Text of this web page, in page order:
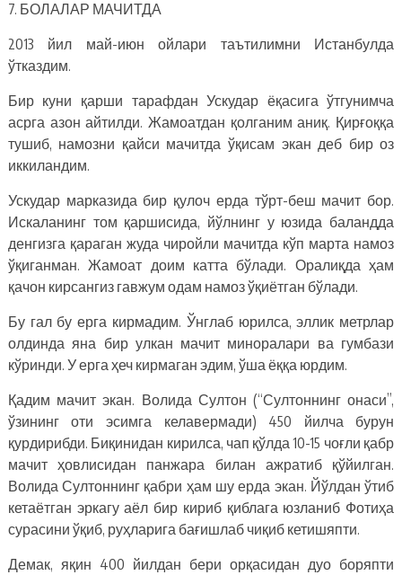
7. БОЛАЛАР МАЧИТДА
2013 йил май-июн ойлари таътилимни Истанбулда
ўтказдим.
Бир куни қарши тарафдан Ускудар ёқасига ўтгунимча
асрга азон айтилди. Жамоатдан қолганим аниқ. Қирғоққа
тушиб, намозни қайси мачитда ўқисам экан деб бир оз
иккиландим.
Ускудар марказида бир қулоч ерда тўрт-беш мачит бор.
Искаланинг том қаршисида, йўлнинг у юзида баландда
денгизга қараган жуда чиройли мачитда кўп марта намоз
ўқиганман. Жамоат доим катта бўлади. Оралиқда ҳам
қачон кирсангиз гавжум одам намоз ўқиётган бўлади.
Бу гал бу ерга кирмадим. Ўнглаб юрилса, эллик метрлар
олдинда яна бир улкан мачит миноралари ва гумбази
кўринди. У ерга ҳеч кирмаган эдим, ўша ёққа юрдим.
Қадим мачит экан. Волида Султон (“Султоннинг онаси”,
ўзининг оти эсимга келавермади) 450 йилча бурун
қурдирибди. Биқинидан кирилса, чап қўлда 10-15 чоғли қабр
мачит ҳовлисидан панжара билан ажратиб қўйилган.
Волида Султоннинг қабри ҳам шу ерда экан. Йўлдан ўтиб
кетаётган эркагу аёл бир кириб қиблага юзланиб Фотиҳа
сурасини ўқиб, руҳларига бағишлаб чиқиб кетишяпти.
Демак, яқин 400 йилдан бери орқасидан дуо боряпти